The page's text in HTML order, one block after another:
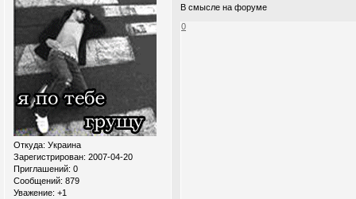
Откуда: Украина
Зарегистрирован: 2007-04-20
Приглашений: 0
Сообщений: 879
Уважение: +1
В смысле на форуме
0